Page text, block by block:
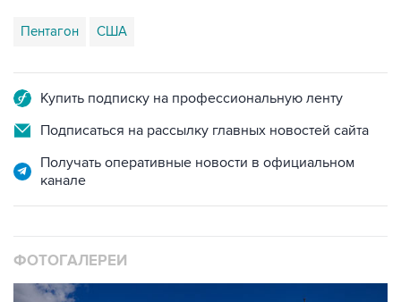
Пентагон США
Купить подписку на профессиональную ленту
Подписаться на рассылку главных новостей сайта
Получать оперативные новости в официальном
канале
ФОТОГАЛЕРЕИ